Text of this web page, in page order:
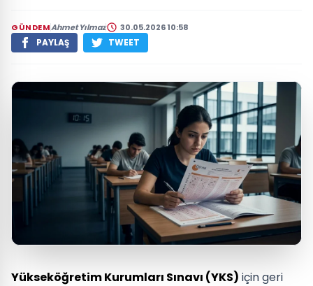
GÜNDEMAhmet Yılmaz 30.05.2026 10:58
PAYLAŞ TWEET
Yükseköğretim Kurumları Sınavı (YKS) için geri